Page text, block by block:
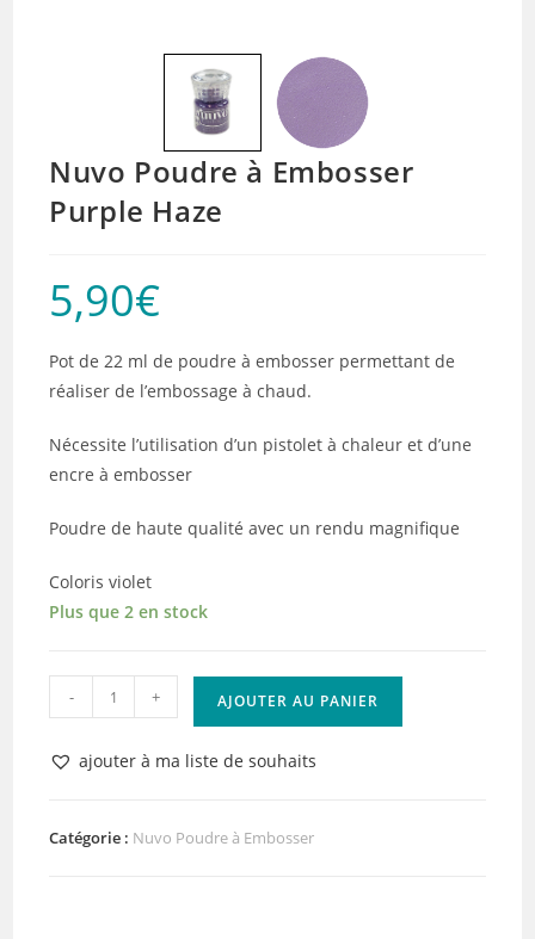
Nuvo Poudre à Embosser
Purple Haze
5,90€
Pot de 22 ml de poudre à embosser permettant de
réaliser de l’embossage à chaud.
Nécessite l’utilisation d’un pistolet à chaleur et d’une
encre à embosser
Poudre de haute qualité avec un rendu magnifique
Coloris violet
Plus que 2 en stock
quantité
de
Nuvo
Poudre
Embosser
- + AJOUTER AU PANIER
ajouter à ma liste de souhaits
Catégorie : Nuvo Poudre à Embosser